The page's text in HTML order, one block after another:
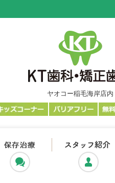
ヤオコー稲毛海岸店内
科・矯正歯科について抜かない・削ら